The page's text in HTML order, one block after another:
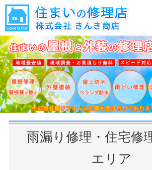
ホーム
施工事例
ご利用の流れ／Q&A
会社概要
お問い合わせ
雨漏り修理・住宅修
エリア